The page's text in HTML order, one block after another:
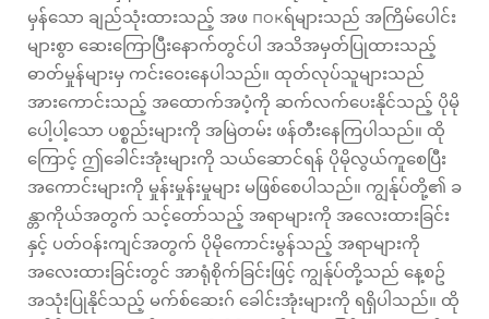
မှန်သော ချည်သုံးထားသည့် အဖ покရ်များသည် အကြိမ်ပေါင်း
များစွာ ဆေးကြောပြီးနောက်တွင်ပါ အသိအမှတ်ပြုထားသည့်
ဓာတ်မှုန်များမှ ကင်းဝေးနေပါသည်။ ထုတ်လုပ်သူများသည်
အားကောင်းသည့် အထောက်အပံ့ကို ဆက်လက်ပေးနိုင်သည့် ပိုမို
ပေါ့ပါ့သော ပစ္စည်းများကို အမြဲတမ်း ဖန်တီးနေကြပါသည်။ ထို
ကြောင့် ဤခေါင်းအုံးများကို သယ်ဆောင်ရန် ပိုမိုလွယ်ကူစေပြီး
အကောင်းများကို မှုန်းမှုန်းမှုများ မဖြစ်စေပါသည်။ ကျွန်ုပ်တို့၏ ခ
န္တာကိုယ်အတွက် သင့်တော်သည့် အရာများကို အလေးထားခြင်း
နှင့် ပတ်ဝန်းကျင်အတွက် ပိုမိုကောင်းမွန်သည့် အရာများကို
အလေးထားခြင်းတွင် အာရုံစိုက်ခြင်းဖြင့် ကျွန်ုပ်တို့သည် နေ့စဥ်
အသုံးပြုနိုင်သည့် မက်စ်ဆေးဂ် ခေါင်းအုံးများကို ရရှိပါသည်။ ထို